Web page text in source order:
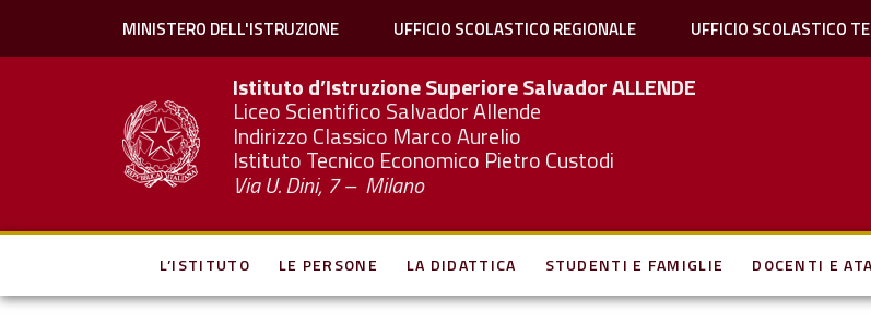
MINISTERO DELL'ISTRUZIONE UFFICIO SCOLASTICO REGIONALE UFFICIO SCOLASTICO
Istituto d’Istruzione Superiore SalvadorALLENDE
Liceo Scientifico Salvador Allende
Indirizzo Classico Marco Aurelio
Istituto Tecnico Economico Pietro Custodi
Via U. Dini, 7 – Milano
L’ISTITUTO LE PERSONE LA DIDATTICA STUDENTI E FAMIGLIE DOCENTI E ATA